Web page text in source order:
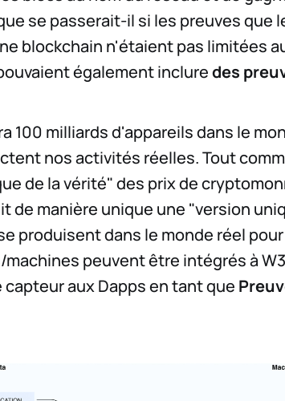
se passerait-il si les preuves que
blockchain n'étaient pas limitées
également incluredes
100 milliards d'appareils dans le
nos activités réelles. Tout
de la vérité" des prix de
de manière unique une "version
produisent dans le monde réel
peuvent être intégrés à
aux Dapps en tant que